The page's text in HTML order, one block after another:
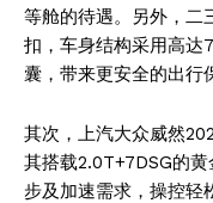
等舱的待遇。另外，二
扣，车身结构采用高达
囊，带来更安全的出行
其次，上汽大众威然
其搭载2.0T+7DSG的
步及加速需求，操控轻